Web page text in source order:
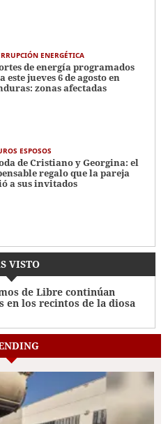
ENERGÉTICA
de energía programados
este jueves 6 de agosto en
zonas afectadas
ESPOSOS
de Cristiano y Georgina: el
regalo que la pareja
a sus invitados
VISTO
de Libre continúan
en los recintos de la diosa